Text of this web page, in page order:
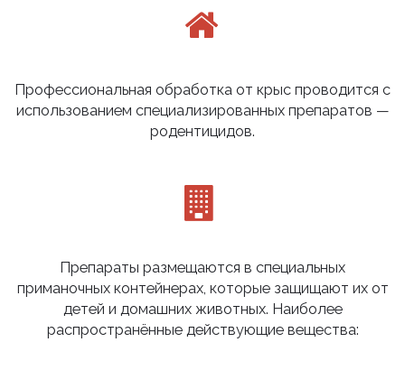
Профессиональная обработка от крыс проводится с
использованием специализированных препаратов —
родентицидов.
Препараты размещаются в специальных
приманочных контейнерах, которые защищают их от
детей и домашних животных. Наиболее
распространённые действующие вещества: